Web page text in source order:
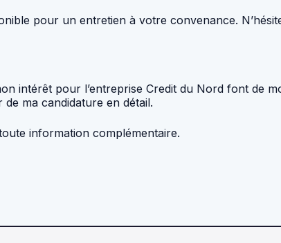
pour un entretien à votre convenance.
intérêt pour l’entreprise Credit du Nord font de
ma candidature en détail.
information complémentaire.